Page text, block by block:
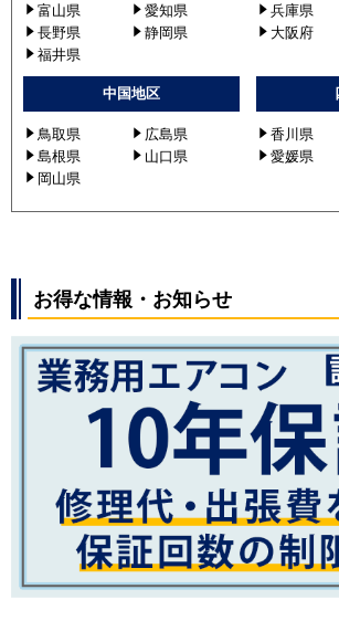
富山県
愛知県
長野県
静岡県
福井県
兵庫県
大阪府
中国地区
鳥取県
広島県
島根県
山口県
岡山県
香川県
愛媛県
お得な情報・お知らせ